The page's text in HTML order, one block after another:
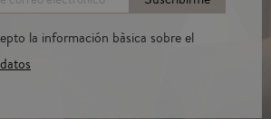
la información bàsica sobre el